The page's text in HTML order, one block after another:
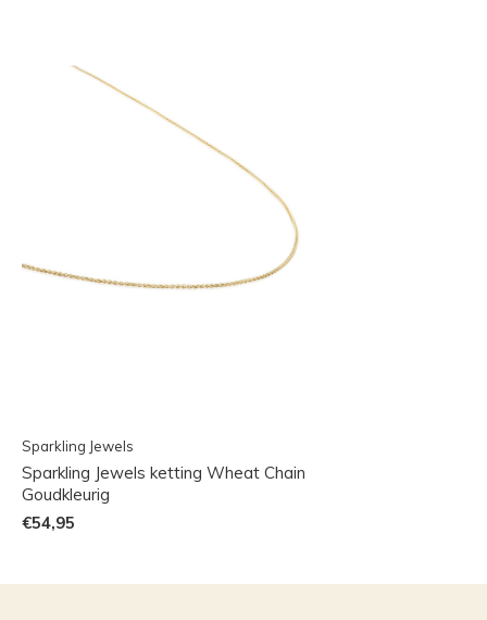
Sparkling Jewels
Sparkling Jewels ketting Wheat Chain
Goudkleurig
€54,95